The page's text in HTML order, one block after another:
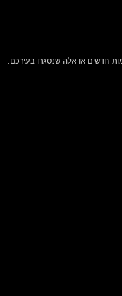
או אלה שנסגרו בעירכם.